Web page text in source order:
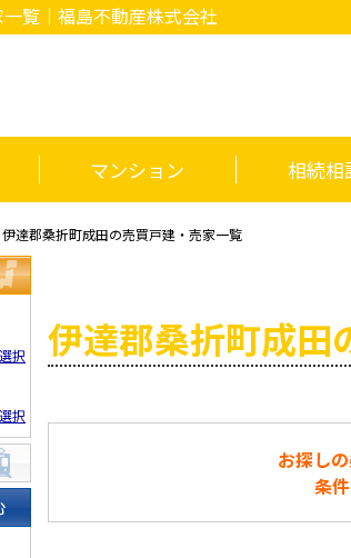
覧｜福島不動産株式会社
マンション 相続相
伊達郡桑折町成田の売買戸建・売家一覧
択
択
伊達郡桑折町成田
お探し
条